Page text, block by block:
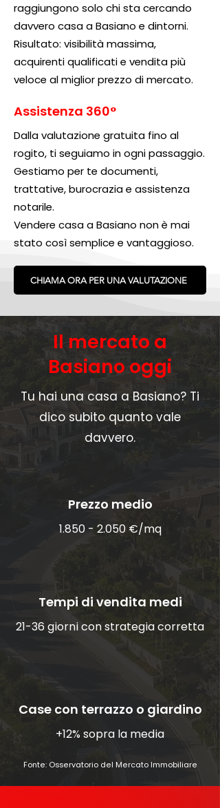
raggiungono solo chi sta cercando
davvero casa a Basiano e dintorni.
Risultato: visibilità massima,
acquirenti qualificati e vendita più
veloce al miglior prezzo di mercato.
Assistenza 360°
Dalla valutazione gratuita fino al
rogito, ti seguiamo in ogni passaggio.
Gestiamo per te documenti,
trattative, burocrazia e assistenza
notarile.
Vendere casa a Basiano non è mai
stato così semplice e vantaggioso.
CHIAMA ORA PER UNA VALUTAZIONE
Il mercato a
Basiano oggi
Tu hai una casa a Basiano? Ti
dico subito quanto vale
davvero.
Prezzo medio
1.850 - 2.050€/mq
Tempi di vendita medi
21-36 giorni con strategia corretta
Case con terrazzo o giardino
+12% sopra la media
Fonte: Osservatorio del Mercato Immobiliare